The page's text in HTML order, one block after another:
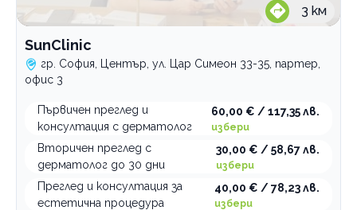
3 км
SunClinic
гр. София, Център, ул. Цар Симеон 33-35, партер,
офис 3
Първичен преглед и
консултация с дерматолог
60,00 € / 117,35 лв.
избери
Вторичен преглед с
дерматолог до 30 дни
30,00 € / 58,67 лв.
избери
Преглед и консултация за
естетична процедура
40,00 € / 78,23 лв.
избери